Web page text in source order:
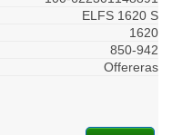
ELFS 1620 S
1620
850-942
Offereras